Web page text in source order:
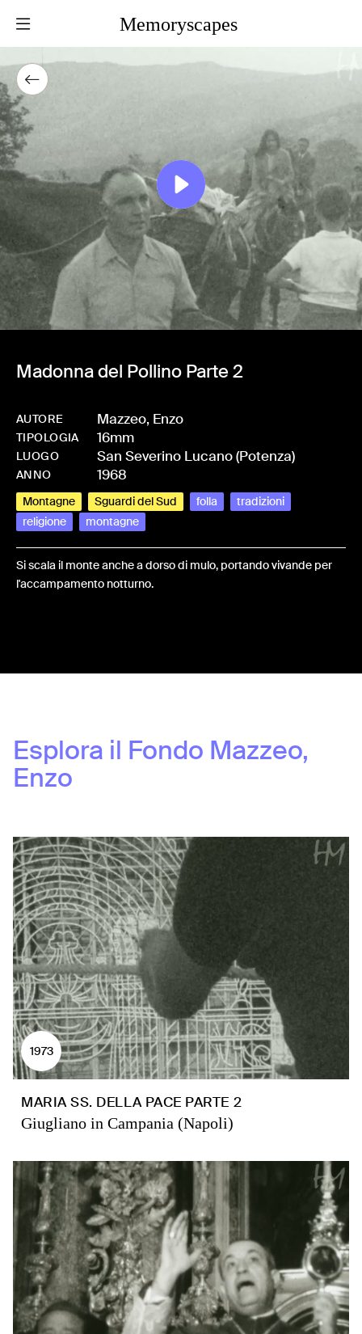
Memoryscapes
Madonna del Pollino Parte 2
AUTORE Mazzeo, Enzo
TIPOLOGIA 16mm
LUOGO San Severino Lucano (Potenza)
ANNO 1968
Montagne Sguardi del Sud folla
tradizioni
religione
montagne
Si scala il monte anche a dorso di mulo, portando vivande per
l'accampamento notturno.
Esplora il Fondo Mazzeo,
Enzo
1973
MARIA SS. DELLA PACE PARTE 2
Giugliano in Campania (Napoli)